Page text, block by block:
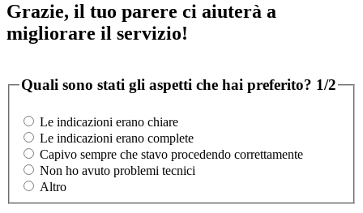
Grazie, il tuo parere ci aiuterà a
migliorare il servizio!
Quali sono stati gli aspetti che hai preferito? 1/2
Le indicazioni erano chiare
Le indicazioni erano complete
Capivo sempre che stavo procedendo correttamente
Non ho avuto problemi tecnici
Altro